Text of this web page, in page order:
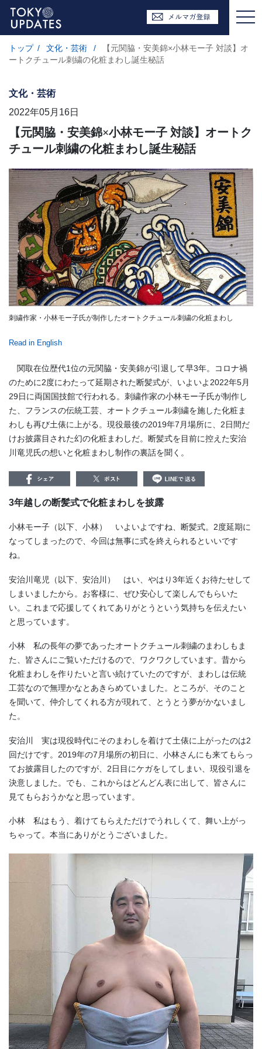
トップ / 文化・芸術 /
【元関脇・安美錦×小林モー子 対談】オ
ートクチュール刺繍の化粧まわし誕生秘話
文化・芸術
2022年05月16日
【元関脇・安美錦×小林モー子 対談】オートク
チュール刺繍の化粧まわし誕生秘話
刺繍作家・小林モー子氏が制作したオートクチュール刺繍の化粧まわし
Read in English
関取在位歴代1位の元関脇・安美錦が引退して早3年。コロナ禍
のために2度にわたって延期された断髪式が、いよいよ2022年5月
29日に両国国技館で行われる。刺繍作家の小林モー子氏が制作し
た、フランスの伝統工芸、オートクチュール刺繍を施した化粧ま
わしも再び土俵に上がる。現役最後の2019年7月場所に、2日間だ
けお披露目された幻の化粧まわしだ。断髪式を目前に控えた安治
川竜児氏の想いと化粧まわし制作の裏話を聞く。
3年越しの断髪式で化粧まわしを披露
小林モー子（以下、小林） いよいよですね、断髪式。 2度延期に
なってしまったので、今回は無事に式を終えられるといいです
ね。
安治川竜児（以下、安治川） はい、やはり3年近くお待たせして
しまいましたから。お客様に、ぜひ安心して楽しんでもらいた
い。これまで応援してくれてありがとうという気持ちを伝えたい
と思っています。
小林 私の長年の夢であったオートクチュール刺繍のまわしもま
た、皆さんにご覧いただけるので、ワクワクしています。昔から
化粧まわしを作りたいと言い続けていたのですが、まわしは伝統
工芸なので無理かなとあきらめていました。ところが、そのこと
を聞いて、仲介してくれる方が現れて、とうとう夢がかないまし
た。
安治川 実は現役時代にそのまわしを着けて土俵に上がったのは2
回だけです。 2019年の7 月場所の初日に、小林さんにも来てもらっ
てお披露目したのですが、 2日目にケガをしてしまい、現役引退を
決意しました。でも、これからはどんどん表に出して、皆さんに
見てもらおうかなと思っています。
小林 私はもう、着けてもらえただけでうれしくて、舞い上がっ
ちゃって。本当にありがとうございました。